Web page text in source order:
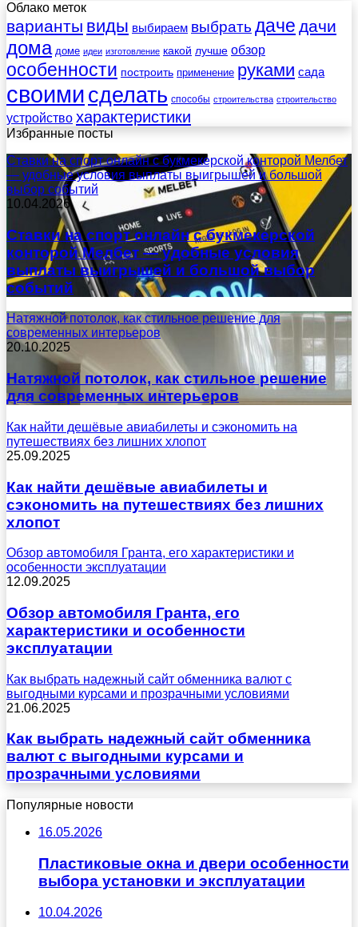
Облако меток
варианты виды выбираем выбрать даче дачи
дома доме идеи изготовление какой лучше обзор
особенности построить применение руками сада
своими сделать способы строительства строительство
устройство характеристики
Избранные посты
Ставки на спорт онлайн с букмекерской конторой Мелбет
— удобные условия выплаты выигрышей и большой
выбор событий
10.04.2026
Ставки на спорт онлайн с букмекерской
конторой Мелбет — удобные условия
выплаты выигрышей и большой выбор
событий
Натяжной потолок, как стильное решение для
современных интерьеров
20.10.2025
Натяжной потолок, как стильное решение
для современных интерьеров
Как найти дешёвые авиабилеты и сэкономить на
путешествиях без лишних хлопот
25.09.2025
Как найти дешёвые авиабилеты и
сэкономить на путешествиях без лишних
хлопот
Обзор автомобиля Гранта, его характеристики и
особенности эксплуатации
12.09.2025
Обзор автомобиля Гранта, его
характеристики и особенности
эксплуатации
Как выбрать надежный сайт обменника валют с
выгодными курсами и прозрачными условиями
21.06.2025
Как выбрать надежный сайт обменника
валют с выгодными курсами и
прозрачными условиями
Популярные новости
16.05.2026
Пластиковые окна и двери особенности
выбора установки и эксплуатации
10.04.2026